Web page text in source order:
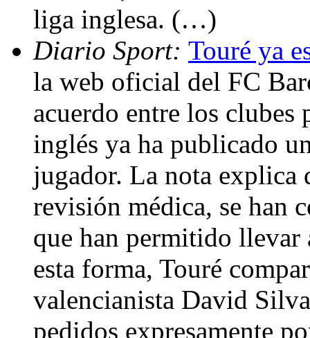
liga inglesa. (…)
Diario Sport: Touré ya
la web oficial del FC
acuerdo entre los
inglés ya ha publicado
jugador. La nota explica
revisión médica, se han
que han permitido llevar
esta forma, Touré
valencianista David
pedidos expresamente